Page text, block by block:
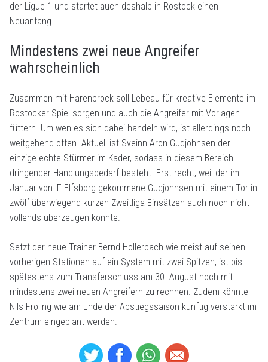
der Ligue 1 und startet auch deshalb in Rostock einen
Neuanfang.
Mindestens zwei neue Angreifer
wahrscheinlich
Zusammen mit Harenbrock soll Lebeau für kreative Elemente im
Rostocker Spiel sorgen und auch die Angreifer mit Vorlagen
füttern. Um wen es sich dabei handeln wird, ist allerdings noch
weitgehend offen. Aktuell ist Sveinn Aron Gudjohnsen der
einzige echte Stürmer im Kader, sodass in diesem Bereich
dringender Handlungsbedarf besteht. Erst recht, weil der im
Januar von IF Elfsborg gekommene Gudjohnsen mit einem Tor in
zwölf überwiegend kurzen Zweitliga-Einsätzen auch noch nicht
vollends überzeugen konnte.
Setzt der neue Trainer Bernd Hollerbach wie meist auf seinen
vorherigen Stationen auf ein System mit zwei Spitzen, ist bis
spätestens zum Transferschluss am 30. August noch mit
mindestens zwei neuen Angreifern zu rechnen. Zudem könnte
Nils Fröling wie am Ende der Abstiegssaison künftig verstärkt im
Zentrum eingeplant werden.